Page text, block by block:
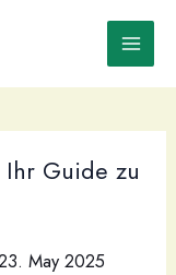
Guide zu
May 2025